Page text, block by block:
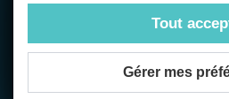
Une entreprise 100%
Tout
Gérer mes